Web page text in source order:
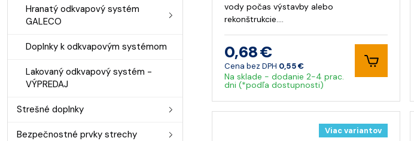
Hranatý odkvapový systém
GALECO
Doplnky k odkvapovým systémom
Lakovaný odkvapový systém -
VÝPREDAJ
Strešné doplnky
Bezpečnostné prvky strechy
vody počas výstavby alebo
rekonštrukcie.…
0,68 €
Cena bez DPH 0,55 €
Na sklade - dodanie 2-4 prac.
dni (*podľa dostupnosti)
Viac variantov